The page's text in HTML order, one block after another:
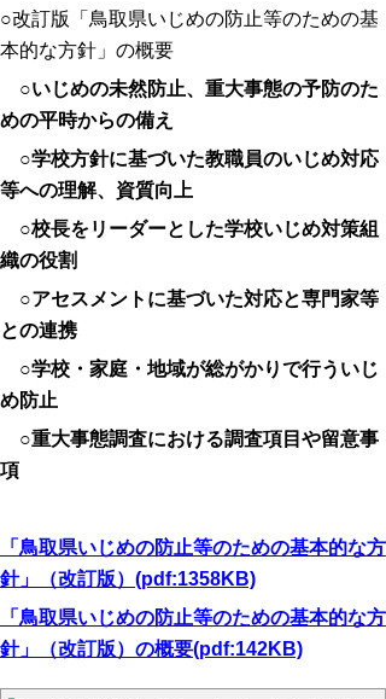
○改訂版「鳥取県いじめの防止等のための基
本的な方針」の概要
○いじめの未然防止、重大事態の予防のた
めの平時からの備え
○学校方針に基づいた教職員のいじめ対応
等への理解、資質向上
○校長をリーダーとした学校いじめ対策組
織の役割
○アセスメントに基づいた対応と専門家等
との連携
○学校・家庭・地域が総がかりで行ういじ
め防止
○重大事態調査における調査項目や留意事
項
「鳥取県いじめの防止等のための基本的な方
針」（改訂版）(pdf:1358KB)
「鳥取県いじめの防止等のための基本的な方
針」（改訂版）の概要(pdf:142KB)